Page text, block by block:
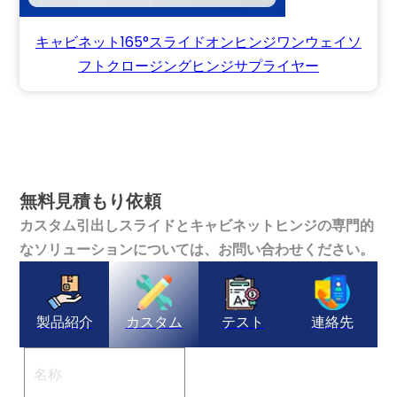
キャビネット165°スライドオンヒンジワンウェイソ
フトクロージングヒンジサプライヤー
無料見積もり依頼
カスタム引出しスライドとキャビネットヒンジの専門的
なソリューションについては、お問い合わせください。
製品紹介 カスタム テスト 連絡先